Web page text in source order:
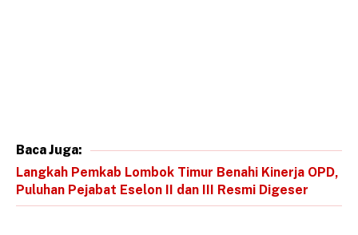
Baca Juga:
Langkah Pemkab Lombok Timur Benahi Kinerja OPD,
Puluhan Pejabat Eselon II dan III Resmi Digeser